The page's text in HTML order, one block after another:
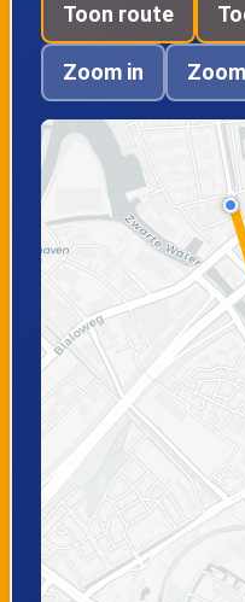
Toon route
Zoom in